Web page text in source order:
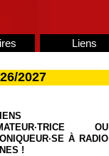
Liens
2027
OU
À RADIO
!